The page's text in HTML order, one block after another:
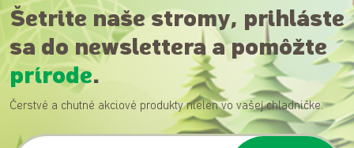
Šetrite naše stromy, prihláste
sa do newslettera a pomôžte
prírode.
Čerstvé a chutné akciové produkty nielen vo vašej chladničke.